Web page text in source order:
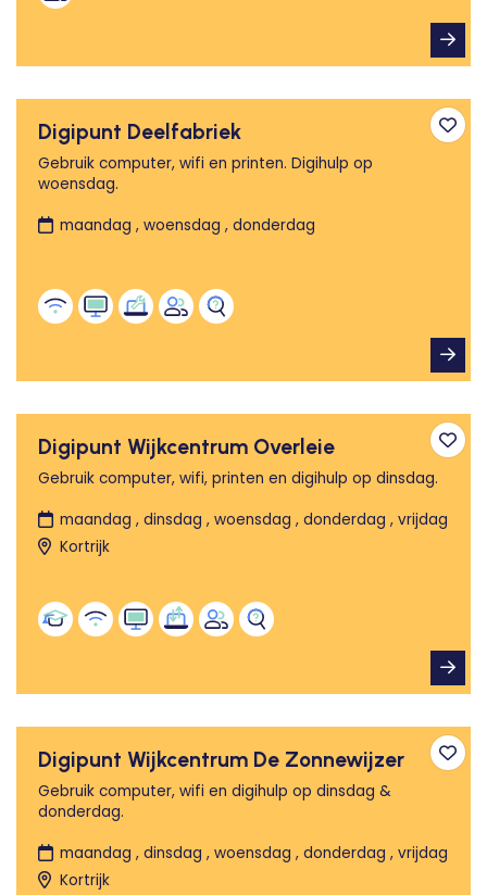
Digipunt Deelfabriek
Gebruik computer, wifi en printen. Digihulp op
woensdag.
maandag , woensdag , donderdag
Digipunt Wijkcentrum Overleie
Gebruik computer, wifi, printen en digihulp op dinsdag.
maandag , dinsdag , woensdag , donderdag , vrijdag
Kortrijk
Digipunt Wijkcentrum De Zonnewijzer
Gebruik computer, wifi en digihulp op dinsdag &
donderdag.
maandag , dinsdag , woensdag , donderdag , vrijdag
Kortrijk